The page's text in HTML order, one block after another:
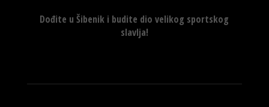
Dođite u Šibenik i budite dio velikog sportskog
slavlja!